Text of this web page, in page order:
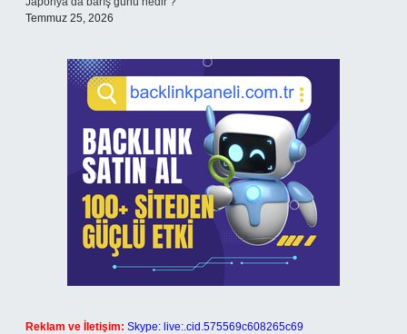
Temmuz 25, 2026
Reklam ve İletişim: Skype: live:.cid.575569c608265c69